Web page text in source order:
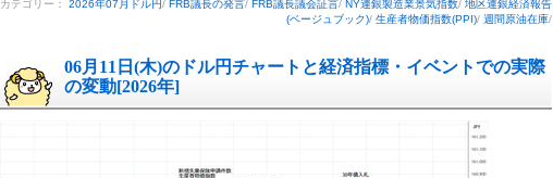
カテゴリー： 2026年07月ドル円/ FRB議長の発言/ FRB議長議会証言/ NY連銀製造業景気指数/ 地区連銀経済報告
(ベージュブック)/ 生産者物価指数(PPI)/ 週間原油在庫/
06月11日(木)のドル円チャートと経済指標・イベントでの実際
の変動[2026年]